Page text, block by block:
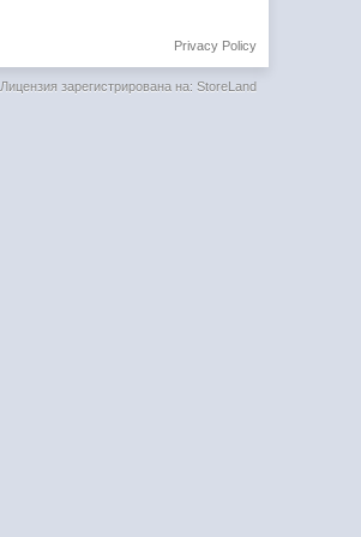
Privacy Policy
Лицензия зарегистрирована на: StoreLand